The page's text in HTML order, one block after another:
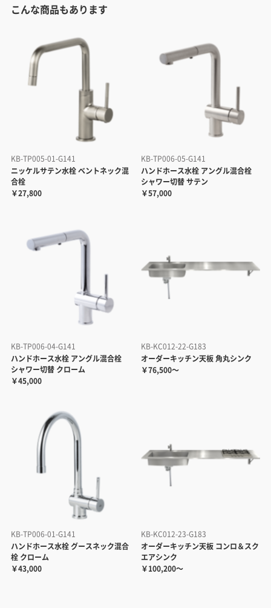
こんな商品もあります
KB-TP005-01-G141
ニッケルサテン水栓 ベントネック混
合栓
￥27,800
KB-TP006-05-G141
ハンドホース水栓 アングル混合栓
シャワー切替 サテン
￥57,000
KB-TP006-04-G141
ハンドホース水栓 アングル混合栓
シャワー切替 クローム
￥45,000
KB-KC012-22-G183
オーダーキッチン天板 角丸シンク
￥76,500～
KB-TP006-01-G141
ハンドホース水栓 グースネック混合
栓 クローム
￥43,000
KB-KC012-23-G183
オーダーキッチン天板 コンロ＆スク
エアシンク
￥100,200～